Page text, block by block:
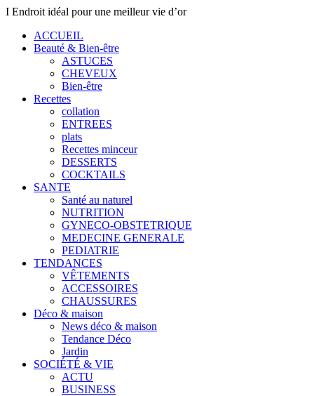
I Endroit idéal pour une meilleur vie d’or
ACCUEIL
Beauté & Bien-être
ASTUCES
CHEVEUX
Bien-être
Recettes
collation
ENTREES
plats
Recettes minceur
DESSERTS
COCKTAILS
SANTE
Santé au naturel
NUTRITION
GYNECO-OBSTETRIQUE
MEDECINE GENERALE
PEDIATRIE
TENDANCES
VÊTEMENTS
ACCESSOIRES
CHAUSSURES
Déco & maison
News déco & maison
Tendance Déco
Jardin
SOCIÉTÉ & VIE
ACTU
BUSINESS